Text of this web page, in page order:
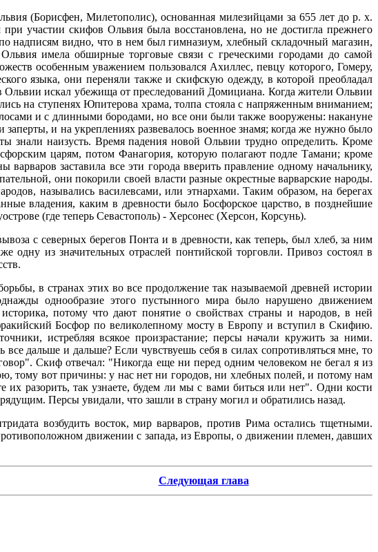
(Борисфен, Милетополис), основанная милезийцами за 655 лет до р. х.
участии скифов Ольвия была восстановлена, но не достигла прежнего
надписям видно, что в нем был гимназиум, хлебный складочный магазин,
имела обширные торговые связи с греческими городами до самой
особенным уважением пользовался Ахиллес, певцу которого, Гомеру,
языка, они переняли также и скифскую одежду, в которой преобладал
Ольвии искал убежища от преследований Домициана. Когда жители Ольвии
на ступенях Юпитерова храма, толпа стояла с напряженным вниманием;
и с длинными бородами, но все они были также вооружены: накануне
и на укреплениях развевалось военное знамя; когда же нужно было
знали наизусть. Время падения новой Ольвии трудно определить. Кроме
царям, потом Фанагория, которую полагают подле Тамани; кроме
заставила все эти города вверить правление одному начальнику,
они покорили своей власти разные окрестные варварские народы.
назывались василевсами, или этнархами. Таким образом, на берегах
владения, каким в древности было Босфорское царство, в позднейшие
(где теперь Севастополь) - Херсонес (Херсон, Корсунь).
с северных берегов Понта и в древности, как теперь, был хлеб, за ним
из значительных отраслей понтийской торговли. Привоз состоял в
в странах этих во все продолжение так называемой древней истории
однообразие этого пустынного мира было нарушено движением
потому что дают понятие о свойствах страны и народов, в ней
Босфор по великолепному мосту в Европу и вступил в Скифию.
истребляя всякое произрастание; персы начали кружить за ними.
дальше и дальше? Если чувствуешь себя в силах сопротивляться мне, то
Скиф отвечал: "Никогда еще ни перед одним человеком не бегал я из
тому вот причины: у нас нет ни городов, ни хлебных полей, и потому нам
их разорить, так узнаете, будем ли мы с вами биться или нет". Одни кости
Персы увидали, что зашли в страну могил и обратились назад.
возбудить восток, мир варваров, против Рима остались тщетными.
движении с запада, из Европы, о движении племен, давших
Следующая глава